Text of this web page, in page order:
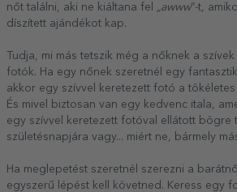
nőt találni, aki ne kiáltana fel
„awww”-t,
díszített ajándékot kap.
Tudja, mi más tetszik még a nőknek a szívek
fotók. Ha egy nőnek szeretnél egy
akkor egy szívvel keretezett fotó a tökéletes
És mivel biztosan van egy kedvenc itala,
egy szívvel keretezett fotóval ellátott bögre
születésnapjára vagy... miért ne, bármely
Ha meglepetést szeretnél szerezni a
egyszerű lépést kell követned. Keress egy